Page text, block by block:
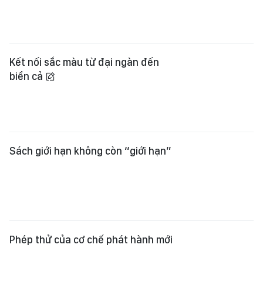
Kết nối sắc màu từ đại ngàn đến
biển cả
Sách giới hạn không còn “giới hạn”
Phép thử của cơ chế phát hành mới